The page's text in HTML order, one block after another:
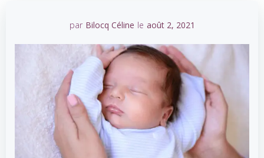
par Bilocq Céline le août 2, 2021